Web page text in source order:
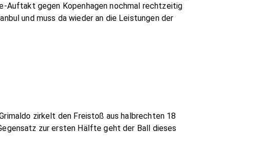
Auftakt gegen Kopenhagen nochmal rechtzeitig
und muss da wieder an die Leistungen der
zirkelt den Freistoß aus halbrechten 18
zur ersten Hälfte geht der Ball dieses